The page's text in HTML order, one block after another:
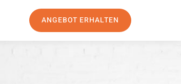
ANGEBOT ERHALTEN